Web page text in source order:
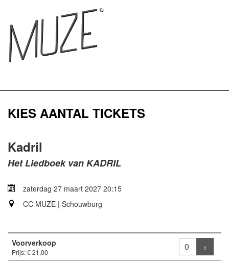
KIES AANTAL TICKETS
Kadril
Het Liedboek van KADRIL
zaterdag 27 maart 2027 20:15
CC MUZE | Schouwburg
Aantal
Voorverkoop
Prijs: € 21,00
+Voeg